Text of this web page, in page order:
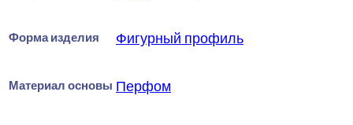
Форма изделия Фигурный профиль
Материал основы Перфом